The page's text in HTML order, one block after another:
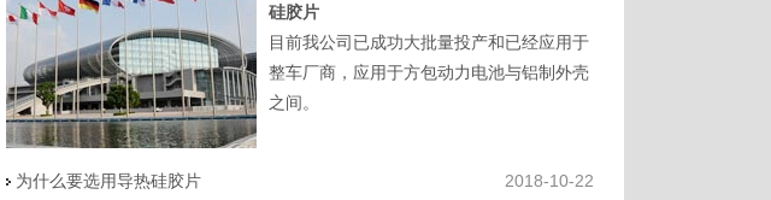
硅胶片
目前我公司已成功大批量投产和已经应用于
整车厂商，应用于方包动力电池与铝制外壳
之间。
为什么要选用导热硅胶片
2018-10-22